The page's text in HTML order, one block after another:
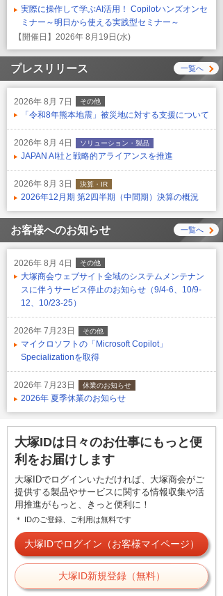
実際に操作して学ぶAI活用！ Copilotハンズオンセ
ミナー～明日から使える実践型セミナー～
【開催日】 2026年 8月19日(水)
プレスリリース 一覧へ
2026年 8月 7日 その他
「令和8年熊本地震」被災地に対する支援について
2026年 8月 4日 ソリューション・製品
JAPAN AI社と戦略的アライアンスを推進
2026年 8月 3日 決算・IR
2026年12月期 第2四半期（中間期）決算の概況
お客様へのお知らせ 一覧へ
2026年 8月 4日 その他
大塚商会ウェブサイト全域のシステムメンテナン
スに伴うサービス停止のお知らせ（9/4-6、10/9-
12、10/23-25）
2026年 7月23日 その他
マイクロソフトの「Microsoft Copilot」
Specializationを取得
2026年 7月23日 休業のお知らせ
2026年 夏季休業のお知らせ
大塚IDは日々のお仕事にもっと便
利をお届けします
大塚IDでログインいただければ、大塚商会がご
提供する製品やサービスに関する情報収集や活
用推進がもっと、きっと便利に！
＊ IDのご登録、ご利用は無料です
大塚IDでログイン（お客様マイページ）
大塚ID新規登録（無料）